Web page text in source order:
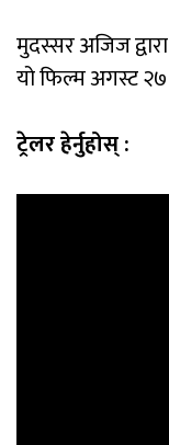
मुदस्सर अजिज द्वारा
यो फिल्म अगस्ट
ट्रेलर हेर्नुहोस् :